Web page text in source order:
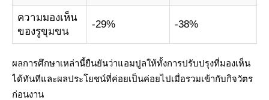
ความมองเห็น
ของรูขุมขน
-29% -38%
ผลการศึกษาเหล่านี้ยืนยันว่าแอมปูลให้ทั้งการปรับปรุงที่มองเห็น
ได้ทันทีและผลประโยชน์ที่ค่อยเป็นค่อยไปเมื่อรวมเข้ากับกิจวัตร
ก่อนงาน